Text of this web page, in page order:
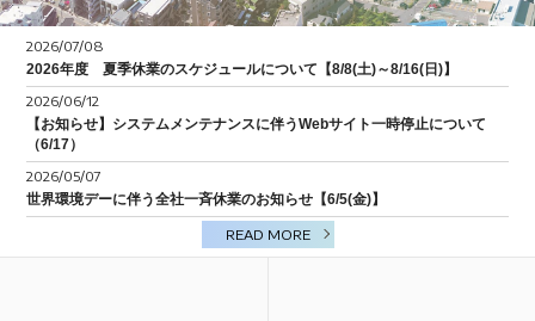
3次元測量
設計
BIM/CIM
2026/07/08
2026年度 夏季休業のスケジュールについて【8/8(土)～8/16(日)】
2026/06/12
【お知らせ】システムメンテナンスに伴うWebサイト一時停止について
（6/17）
2026/05/07
世界環境デーに伴う全社一斉休業のお知らせ【6/5(金)】
READ MORE